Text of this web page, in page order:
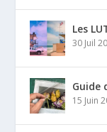
Les
30 Juil
Guide
15 Juin